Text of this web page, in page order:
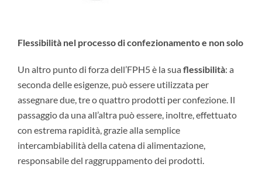
Flessibilità nel processo di confezionamento e non solo
Un altro punto di forza dell’FPH5 è la sua flessibilità: a
seconda delle esigenze, può essere utilizzata per
assegnare due, tre o quattro prodotti per confezione. Il
passaggio da una all’altra può essere, inoltre, effettuato
con estrema rapidità, grazie alla semplice
intercambiabilità della catena di alimentazione,
responsabile del raggruppamento dei prodotti.